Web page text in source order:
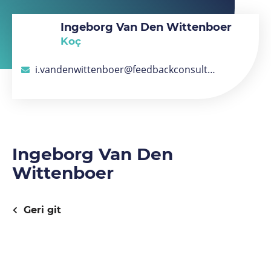
Ingeborg Van Den Wittenboer
Koç
i.vandenwittenboer@feedbackconsulting.nl
Ingeborg Van Den
Wittenboer
Geri git